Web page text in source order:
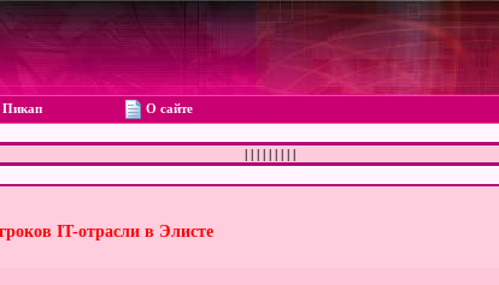
Пикап О сайте
| | | | | | | | |
IT-отрасли в Элисте